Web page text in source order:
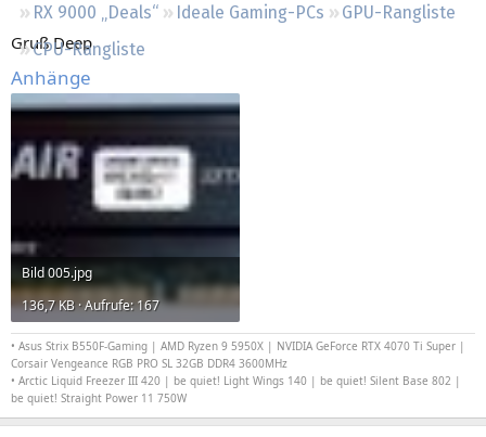
RX 9000 „Deals“
Ideale Gaming-PCs
GPU-Rangliste
CPU-Rangliste
Gruß Deep
Anhänge
Bild 005.jpg
136,7 KB · Aufrufe: 167
• Asus Strix B550F-Gaming | AMD Ryzen 9 5950X | NVIDIA GeForce RTX 4070 Ti Super |
Corsair Vengeance RGB PRO SL 32GB DDR4 3600MHz
• Arctic Liquid Freezer III 420 | be quiet! Light Wings 140 | be quiet! Silent Base 802 |
be quiet! Straight Power 11 750W